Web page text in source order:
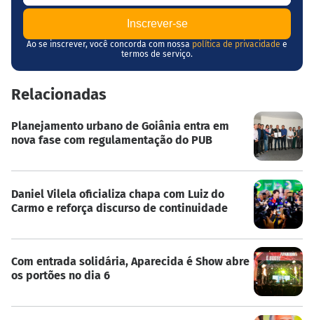
Ao se inscrever, você concorda com nossa política de privacidade e
termos de serviço.
Relacionadas
Planejamento urbano de Goiânia entra em
nova fase com regulamentação do PUB
Daniel Vilela oficializa chapa com Luiz do
Carmo e reforça discurso de continuidade
Com entrada solidária, Aparecida é Show abre
os portões no dia 6